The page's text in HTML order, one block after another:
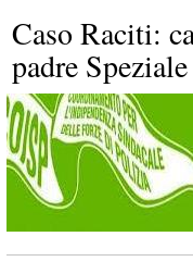
Caso Raciti:
padre